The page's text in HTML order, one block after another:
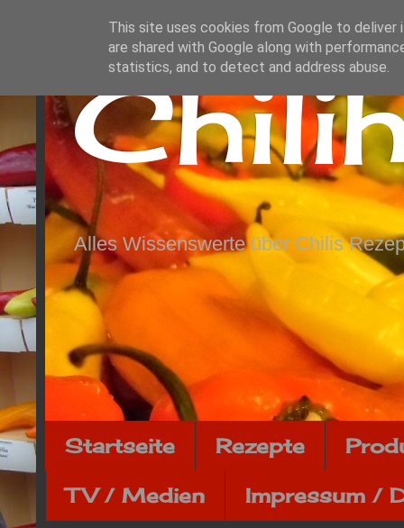
Alles Wissenswerte über Chilis
Startseite Rezepte
TV / Medien Impressum /
This site uses cookies from Google to deliver
are shared with Google along with
statistics, and to detect and address abuse.